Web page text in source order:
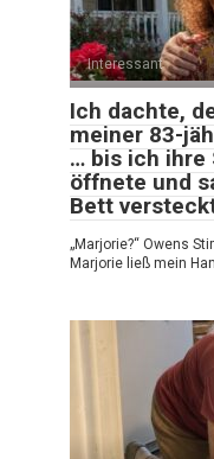
Interessant
Ich dachte,
meiner 83-
… bis ich ihre
öffnete und
Bett
„Marjorie?“ Owens
Marjorie ließ mein